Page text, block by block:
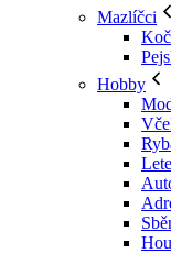
Mazlíčci
Hobby